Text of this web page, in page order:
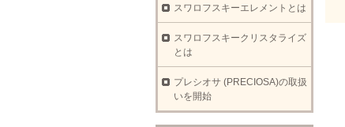
スワロフスキーエレメントとは
スワロフスキークリスタライズ
とは
プレシオサ (PRECIOSA)の取扱
いを開始